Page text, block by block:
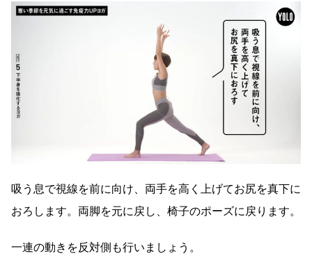
吸う息で視線を前に向け、両手を高く上げてお尻を真下に
おろします。両脚を元に戻し、椅子のポーズに戻ります。
一連の動きを反対側も行いましょう。